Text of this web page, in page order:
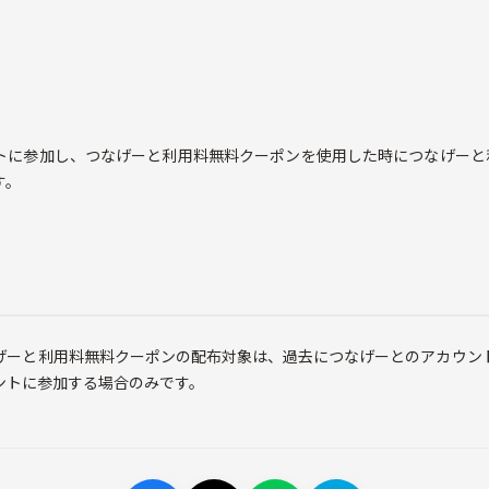
に参加し、つなげーと利用料無料クーポンを使用した時につなげー
と利用料無料クーポンの配布対象は、過去につなげーとのアカウ
に参加する場合のみです。